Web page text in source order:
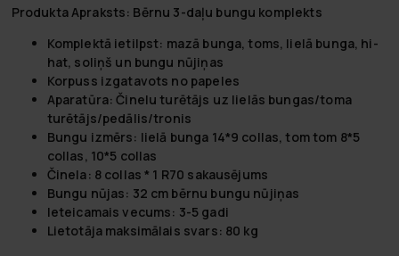
Produkta Apraksts: Bērnu 3-daļu bungu komplekts
Komplektā ietilpst: mazā bunga, toms, lielā bunga, hi-
hat, soliņš un bungu nūjiņas
Korpuss izgatavots no papeles
Aparatūra: Činelu turētājs uz lielās bungas/toma
turētājs/pedālis/tronis
Bungu izmērs: lielā bunga 14*9 collas, tom tom 8*5
collas, 10*5 collas
Činela: 8 collas * 1 R70 sakausējums
Bungu nūjas: 32 cm bērnu bungu nūjiņas
Ieteicamais vecums: 3-5 gadi
Lietotāja maksimālais svars: 80 kg